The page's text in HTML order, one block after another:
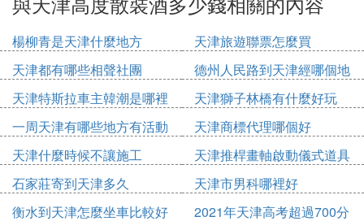
大。雖然氮氣與鋰或碳化鋰會反應，但在電解液中溶
解有限，不太會帶入到電池體系中，其副作用十分有
限，因此用氮氣就十分普遍了。一般廠家都會選擇液
氮，其水分含量非常低。電解液桶一般設計有進出氣
口，進出液口和一個安全閥口。在減化的版本上安全
閥口也常常被省略。進出液口下面會有一根很長的管
子，直伸到桶底，以保證電解液能夠較完全的放出，
這個管口與桶底的距離就有講究了，太遠了殘液太
多，天津鐵醫葯桶，太近了又容易裝配時抵到桶底。
另外管口也不應該是平的，否則抵緊桶底的話，容易
封住出口，以斜口為宜。進出氣口則是為了方便電解
楊柳青是天津什麼地方
天津旅遊聯票怎麼買
天津都有哪些相聲社團
德州人民路到天津經哪個地
方
天津特斯拉車主韓潮是哪裡
天津獅子林橋有什麼好玩
一周天津有哪些地方有活動
天津商標代理哪個好
天津什麼時候不讓施工
天津推桿畫軸啟動儀式道具
多少錢
石家莊寄到天津多久
天津市男科哪裡好
衡水到天津怎麼坐車比較好
2021年天津高考超過700分